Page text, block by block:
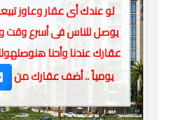
لو عندك أى عقار وعاوز
يوصل للناس فى أسرع وقت
عقارك عندنا وأحنا
يومياً .. أضف عقارك من